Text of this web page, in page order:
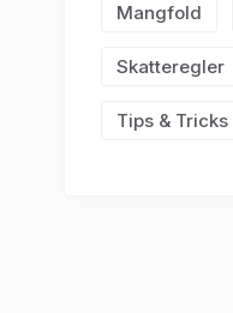
Mangfold
Skatteregler
Tips & Tricks